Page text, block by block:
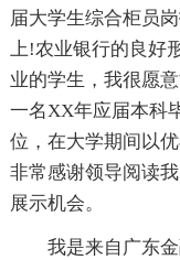
届大学生综合柜员
上!农业银行的良好
业的学生，我很愿
一名XX年应届本科
位，在大学期间以
非常感谢领导阅读
展示机会。
我是来自广东